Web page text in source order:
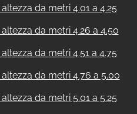
da metri 4.01 a 4.25
da metri 4.26 a 4.50
da metri 4.51 a 4.75
da metri 4.76 a 5.00
da metri 5.01 a 5.25